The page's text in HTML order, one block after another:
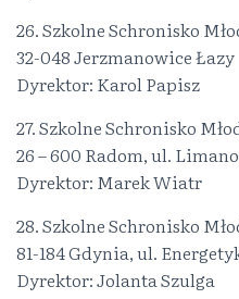
26. Szkolne Schronisko
32-048 Jerzmanowice Łazy
Dyrektor: Karol Papisz
27. Szkolne Schronisko
26 – 600 Radom, ul.
Dyrektor: Marek Wiatr
28. Szkolne Schronisko
81-184 Gdynia, ul.
Dyrektor: Jolanta Szulga